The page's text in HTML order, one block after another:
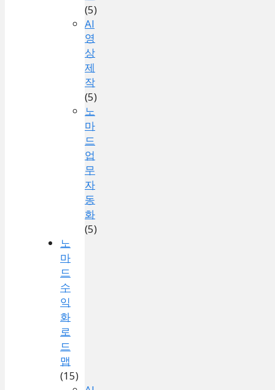
(5)
AI
영
상
제
작
(5)
노
마
드
업
무
자
동
화
(5)
노
마
드
수
익
화
로
드
맵
(15)